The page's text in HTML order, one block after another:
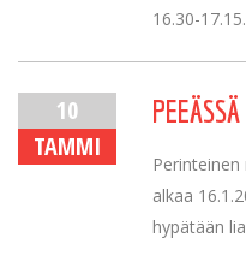
16.30-
10
TAMMI
alkaa
hypätään